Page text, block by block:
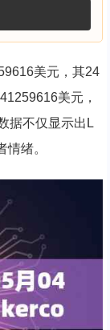
美元，其24
美元，
据不仅显示出L
绪。